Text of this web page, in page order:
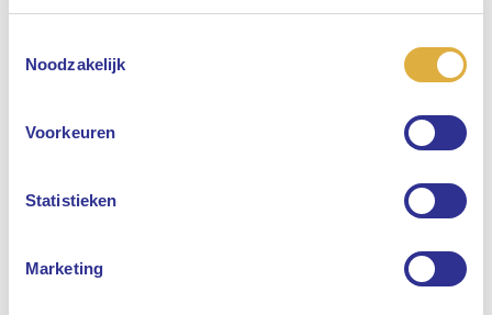
Noodzakelijk
Voorkeuren
Statistieken
Marketing